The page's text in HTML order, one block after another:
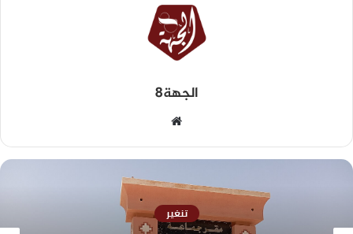
الجهة8
تنغير